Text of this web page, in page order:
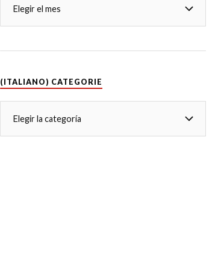
(ITALIANO) CATEGORIE